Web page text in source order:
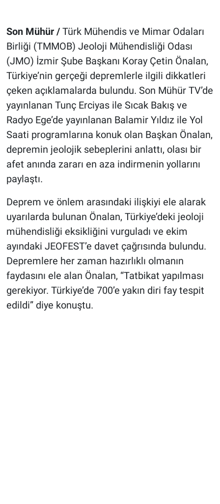
Son Mühür / Türk Mühendis ve Mimar Odaları
Birliği (TMMOB) Jeoloji Mühendisliği Odası
(JMO) İzmir Şube Başkanı Koray Çetin Önalan,
Türkiye’nin gerçeği depremlerle ilgili dikkatleri
çeken açıklamalarda bulundu. Son Mühür TV’de
yayınlanan Tunç Erciyas ile Sıcak Bakış ve
Radyo Ege’de yayınlanan Balamir Yıldız ile Yol
Saati programlarına konuk olan Başkan Önalan,
depremin jeolojik sebeplerini anlattı, olası bir
afet anında zararı en aza indirmenin yollarını
paylaştı.
Deprem ve önlem arasındaki ilişkiyi ele alarak
uyarılarda bulunan Önalan, Türkiye’deki jeoloji
mühendisliği eksikliğini vurguladı ve ekim
ayındaki JEOFEST’e davet çağrısında bulundu.
Depremlere her zaman hazırlıklı olmanın
faydasını ele alan Önalan, “Tatbikat yapılması
gerekiyor. Türkiye’de 700’e yakın diri fay tespit
edildi” diye konuştu.